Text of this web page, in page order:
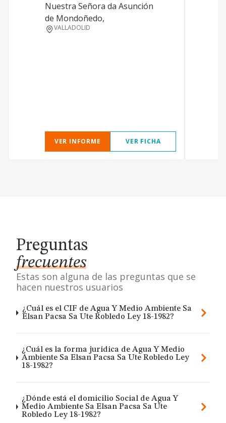
Nuestra Señora da Asunción
de Mondoñedo,
VALLADOLID
VER INFORME VER FICHA
Preguntas
frecuentes
Estas son alguna de las preguntas que se
hacen nuestros usuarios
¿Cuál es el CIF de Agua Y Medio Ambiente Sa
Elsan Pacsa Sa Ute Robledo Ley 18-1982?
¿Cuál es la forma jurídica de Agua Y Medio
Ambiente Sa Elsan Pacsa Sa Ute Robledo Ley
18-1982?
¿Dónde está el domicilio Social de Agua Y
Medio Ambiente Sa Elsan Pacsa Sa Ute
Robledo Ley 18-1982?